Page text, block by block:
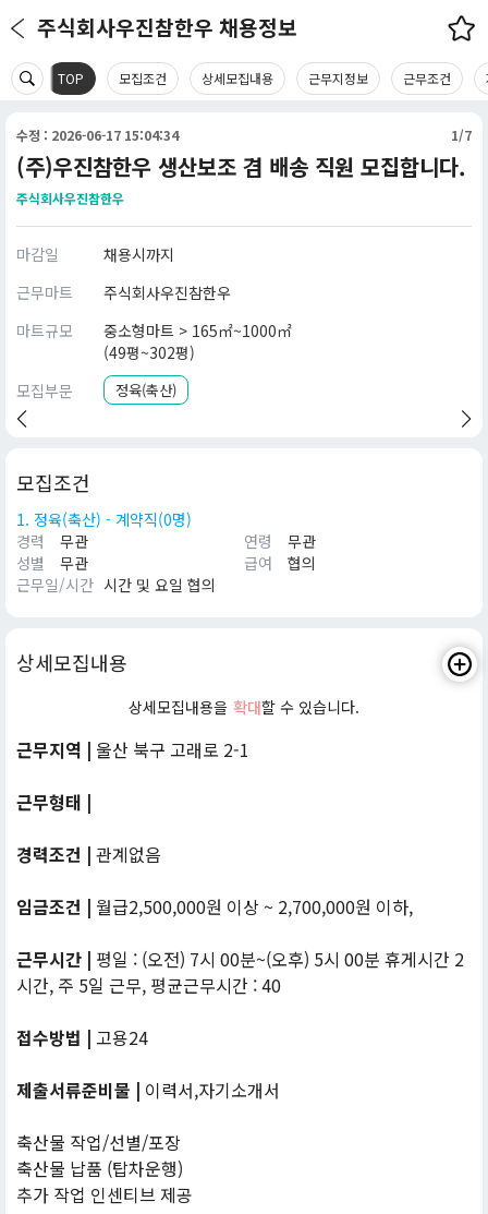
주식회사우진참한우 채용정보
TOP 모집조건 상세모집내용 근무지정보 근무조건
수정 : 2026-06-17 15:04:34 1/7
(주)우진참한우 생산보조 겸 배송 직원 모집합니다.
주식회사우진참한우
마감일
채용시까지
근무마트
주식회사우진참한우
마트규모
중소형마트 > 165㎡~1000㎡
(49평~302평)
모집부문
정육(축산)
모집조건
1. 정육(축산) - 계약직(0명)
경력
무관 연령
무관
성별
무관 급여
협의
근무일/시간 시간 및 요일 협의
상세모집내용
상세모집내용을 확대할 수 있습니다.
근무지역 | 울산 북구 고래로 2-1
근무형태 |
경력조건 | 관계없음
임금조건 | 월급2,500,000원 이상 ~ 2,700,000원 이하,
근무시간 | 평일 : (오전) 7시 00분~(오후) 5시 00분 휴게시간 2
시간, 주 5일 근무, 평균근무시간 : 40
접수방법 | 고용24
제출서류준비물 | 이력서,자기소개서
축산물 작업/선별/포장
축산물 납품 (탑차운행)
추가 작업 인센티브 제공